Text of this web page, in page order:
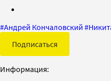
#Андрей Кончаловский #
Подписаться
Информация: